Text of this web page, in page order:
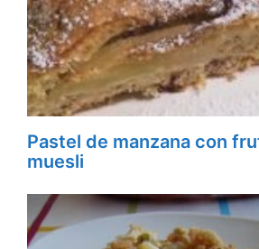
Pastel de manzana con
muesli